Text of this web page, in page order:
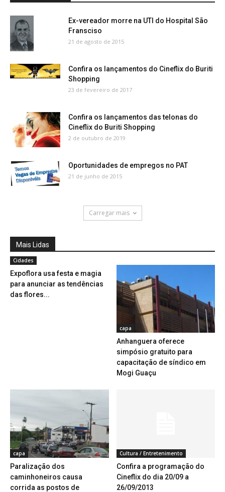
Ex-vereador morre na UTI do Hospital São
Fransciso
21 de agosto de 2015
Confira os lançamentos do Cineflix do Buriti
Shopping
23 de fevereiro de 2017
Confira os lançamentos das telonas do
Cineflix do Buriti Shopping
2 de outubro de 2019
Oportunidades de empregos no PAT
21 de junho de 2015
Carregar mais
Mais Lidas
Cidades
Expoflora usa festa e magia
para anunciar as tendências
das flores...
capa
Anhanguera oferece
simpósio gratuito para
capacitação de síndico em
Mogi Guaçu
capa
Paralização dos
caminhoneiros causa
corrida as postos de
Cultura / Entretenimento
Confira a programação do
Cineflix do dia 20/09 a
26/09/2013